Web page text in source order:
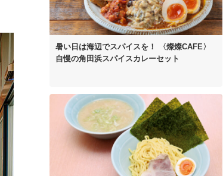
暑い日は海辺でスパイスを！
〈燦燦CAFE〉
自慢の角田浜スパイスカレーセット